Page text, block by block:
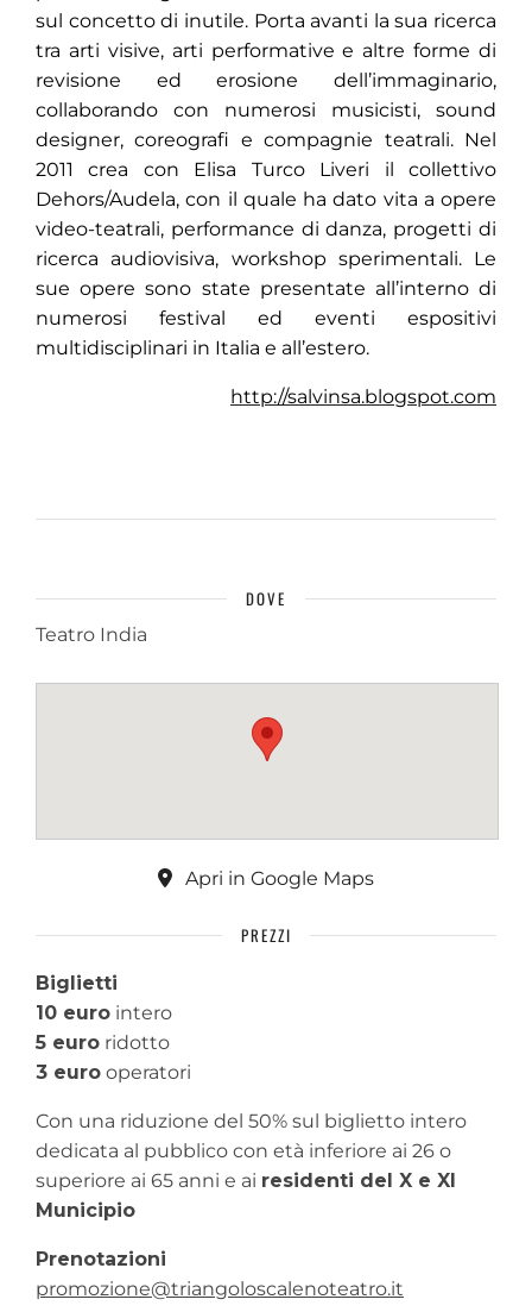
sul concetto di inutile. Porta avanti la sua ricerca
tra arti visive, arti performative e altre forme di
revisione ed erosione dell’immaginario,
collaborando con numerosi musicisti, sound
designer, coreografi e compagnie teatrali. Nel
2011 crea con Elisa Turco Liveri il collettivo
Dehors/Audela, con il quale ha dato vita a opere
video-teatrali, performance di danza, progetti di
ricerca audiovisiva, workshop sperimentali. Le
sue opere sono state presentate all’interno di
numerosi festival ed eventi espositivi
multidisciplinari in Italia e all’estero.
http://salvinsa.blogspot.com
DOVE
Teatro India
Apri in Google Maps
PREZZI
Biglietti
10 euro intero
5 euro ridotto
3 euro operatori
Con una riduzione del 50% sul biglietto intero
dedicata al pubblico con età inferiore ai 26 o
superiore ai 65 anni e ai residenti del X e XI
Municipio
Prenotazioni
promozione@triangoloscalenoteatro.it